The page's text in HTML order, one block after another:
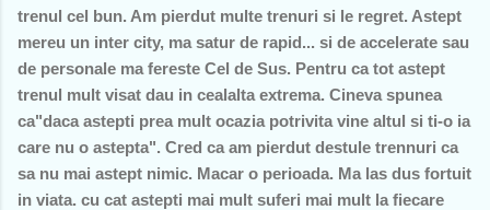
trenul cel bun. Am pierdut multe trenuri si le regret. Astept
mereu un inter city, ma satur de rapid... si de accelerate sau
de personale ma fereste Cel de Sus. Pentru ca tot astept
trenul mult visat dau in cealalta extrema. Cineva spunea
ca"daca astepti prea mult ocazia potrivita vine altul si ti-o ia
care nu o astepta". Cred ca am pierdut destule trennuri ca
sa nu mai astept nimic. Macar o perioada. Ma las dus fortuit
in viata. cu cat astepti mai mult suferi mai mult la fiecare